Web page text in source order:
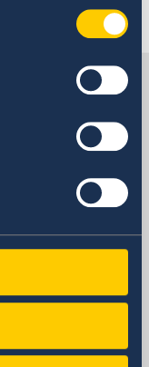
floor
floor